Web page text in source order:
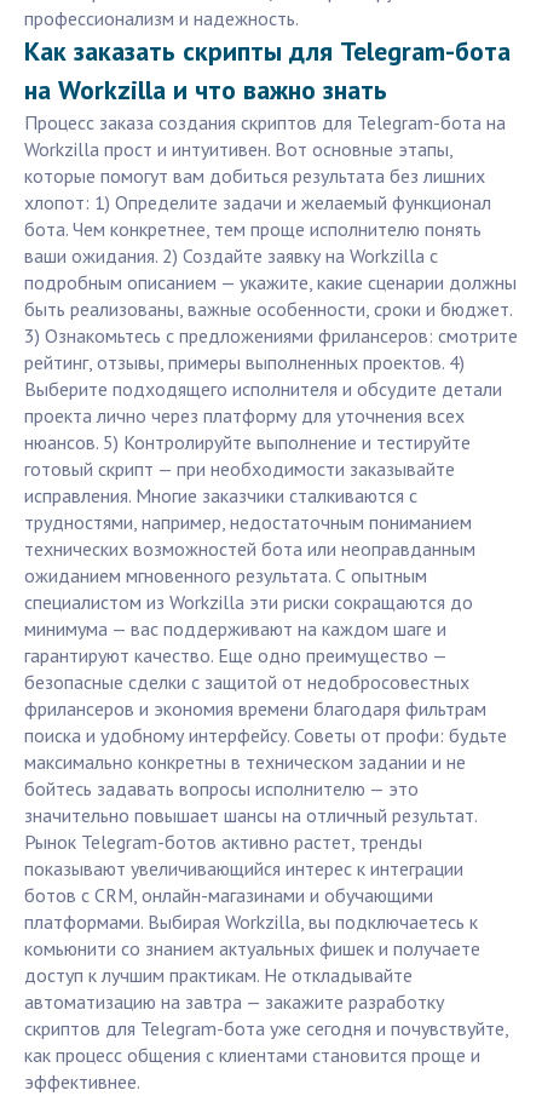
профессионализм и надежность.
Как заказать скрипты для Telegram-бота
на Workzilla и что важно знать
Процесс заказа создания скриптов для Telegram-бота на
Workzilla прост и интуитивен. Вот основные этапы,
которые помогут вам добиться результата без лишних
хлопот: 1) Определите задачи и желаемый функционал
бота. Чем конкретнее, тем проще исполнителю понять
ваши ожидания. 2) Создайте заявку на Workzilla с
подробным описанием — укажите, какие сценарии должны
быть реализованы, важные особенности, сроки и бюджет.
3) Ознакомьтесь с предложениями фрилансеров: смотрите
рейтинг, отзывы, примеры выполненных проектов. 4)
Выберите подходящего исполнителя и обсудите детали
проекта лично через платформу для уточнения всех
нюансов. 5) Контролируйте выполнение и тестируйте
готовый скрипт — при необходимости заказывайте
исправления. Многие заказчики сталкиваются с
трудностями, например, недостаточным пониманием
технических возможностей бота или неоправданным
ожиданием мгновенного результата. С опытным
специалистом из Workzilla эти риски сокращаются до
минимума — вас поддерживают на каждом шаге и
гарантируют качество. Еще одно преимущество —
безопасные сделки с защитой от недобросовестных
фрилансеров и экономия времени благодаря фильтрам
поиска и удобному интерфейсу. Советы от профи: будьте
максимально конкретны в техническом задании и не
бойтесь задавать вопросы исполнителю — это
значительно повышает шансы на отличный результат.
Рынок Telegram-ботов активно растет, тренды
показывают увеличивающийся интерес к интеграции
ботов с CRM, онлайн-магазинами и обучающими
платформами. Выбирая Workzilla, вы подключаетесь к
комьюнити со знанием актуальных фишек и получаете
доступ к лучшим практикам. Не откладывайте
автоматизацию на завтра — закажите разработку
скриптов для Telegram-бота уже сегодня и почувствуйте,
как процесс общения с клиентами становится проще и
эффективнее.